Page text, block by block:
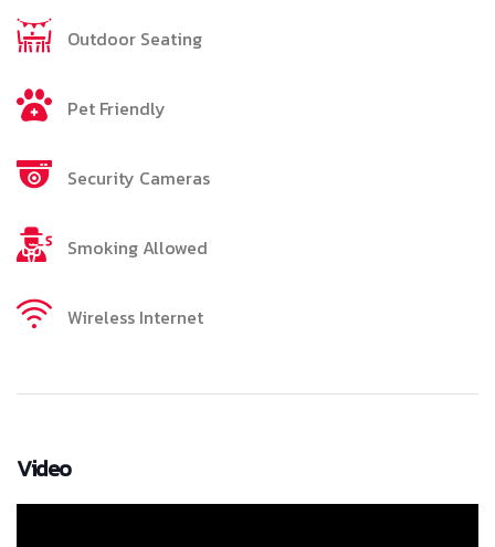
Outdoor Seating
Pet Friendly
Security Cameras
Smoking Allowed
Wireless Internet
Video